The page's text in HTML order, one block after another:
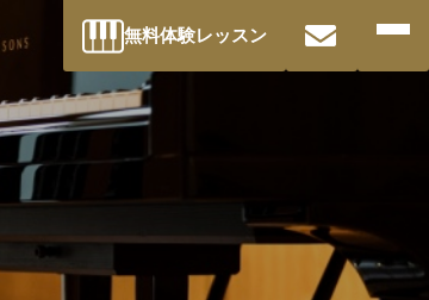
無料体験レッスン